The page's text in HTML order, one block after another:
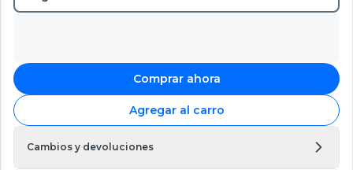
Comprar ahora
Agregar al carro
Cambios y devoluciones